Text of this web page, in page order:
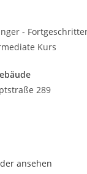
-
Kurs
289
ansehen